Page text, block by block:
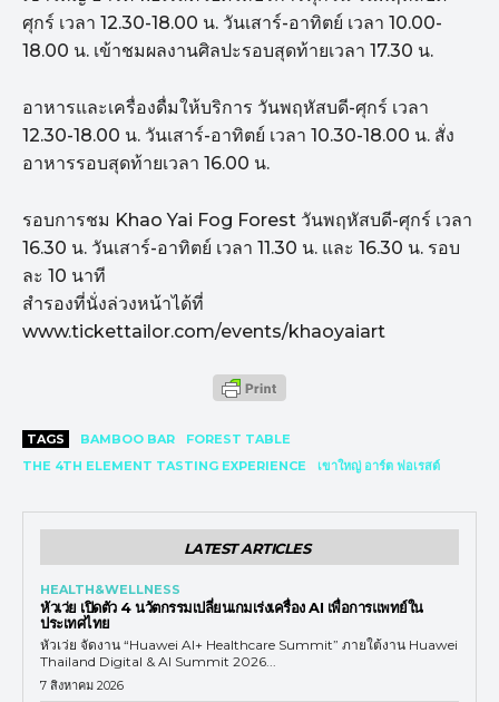
ศุกร์ เวลา 12.30-18.00 น. วันเสาร์-อาทิตย์ เวลา 10.00-
18.00 น. เข้าชมผลงานศิลปะรอบสุดท้ายเวลา 17.30 น.
อาหารและเครื่องดื่มให้บริการ วันพฤหัสบดี-ศุกร์ เวลา
12.30-18.00 น. วันเสาร์-อาทิตย์ เวลา 10.30-18.00 น. สั่ง
อาหารรอบสุดท้ายเวลา 16.00 น.
รอบการชม Khao Yai Fog Forest วันพฤหัสบดี-ศุกร์ เวลา
16.30 น. วันเสาร์-อาทิตย์ เวลา 11.30 น. และ 16.30 น. รอบ
ละ 10 นาที
สำรองที่นั่งล่วงหน้าได้ที่
www.tickettailor.com/events/khaoyaiart
TAGS BAMBOO BAR
FOREST TABLE
THE 4TH ELEMENT TASTING EXPERIENCE
เขาใหญ่ อาร์ต ฟอเรสต์
LATEST ARTICLES
HEALTH&WELLNESS
หัวเว่ย เปิดตัว 4 นวัตกรรมเปลี่ยนเกมเร่งเครื่อง AI เพื่อการแพทย์ใน
ประเทศไทย
หัวเว่ย จัดงาน “Huawei AI+ Healthcare Summit” ภายใต้งาน Huawei
Thailand Digital & AI Summit 2026...
7 สิงหาคม 2026